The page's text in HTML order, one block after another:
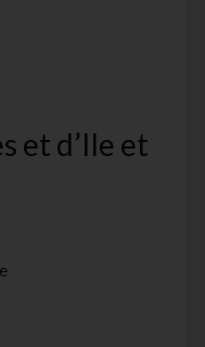
et d’Ile et